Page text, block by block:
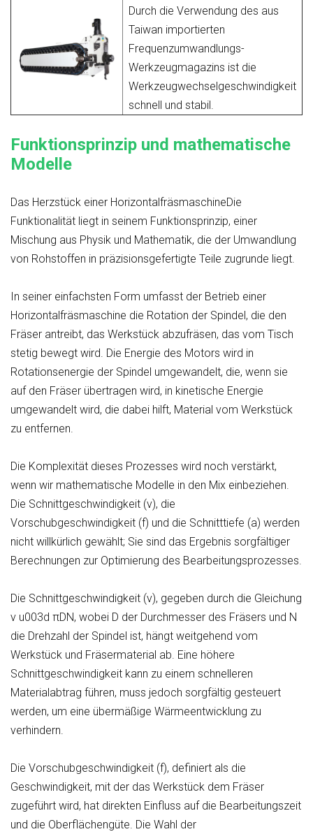
Durch die Verwendung des aus
Taiwan importierten
Frequenzumwandlungs-
Werkzeugmagazins ist die
Werkzeugwechselgeschwindigkeit
schnell und stabil.
Funktionsprinzip und mathematische
Modelle
Das Herzstück einer HorizontalfräsmaschineDie
Funktionalität liegt in seinem Funktionsprinzip, einer
Mischung aus Physik und Mathematik, die der Umwandlung
von Rohstoffen in präzisionsgefertigte Teile zugrunde liegt.
In seiner einfachsten Form umfasst der Betrieb einer
Horizontalfräsmaschine die Rotation der Spindel, die den
Fräser antreibt, das Werkstück abzufräsen, das vom Tisch
stetig bewegt wird. Die Energie des Motors wird in
Rotationsenergie der Spindel umgewandelt, die, wenn sie
auf den Fräser übertragen wird, in kinetische Energie
umgewandelt wird, die dabei hilft, Material vom Werkstück
zu entfernen.
Die Komplexität dieses Prozesses wird noch verstärkt,
wenn wir mathematische Modelle in den Mix einbeziehen.
Die Schnittgeschwindigkeit (v), die
Vorschubgeschwindigkeit (f) und die Schnitttiefe (a) werden
nicht willkürlich gewählt; Sie sind das Ergebnis sorgfältiger
Berechnungen zur Optimierung des Bearbeitungsprozesses.
Die Schnittgeschwindigkeit (v), gegeben durch die Gleichung
v u003d πDN, wobei D der Durchmesser des Fräsers und N
die Drehzahl der Spindel ist, hängt weitgehend vom
Werkstück und Fräsermaterial ab. Eine höhere
Schnittgeschwindigkeit kann zu einem schnelleren
Materialabtrag führen, muss jedoch sorgfältig gesteuert
werden, um eine übermäßige Wärmeentwicklung zu
verhindern.
Die Vorschubgeschwindigkeit (f), definiert als die
Geschwindigkeit, mit der das Werkstück dem Fräser
zugeführt wird, hat direkten Einfluss auf die Bearbeitungszeit
und die Oberflächengüte. Die Wahl der